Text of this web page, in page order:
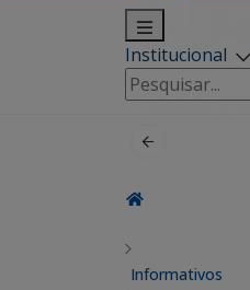
Institucional
Pesquisar
por:
Informativos